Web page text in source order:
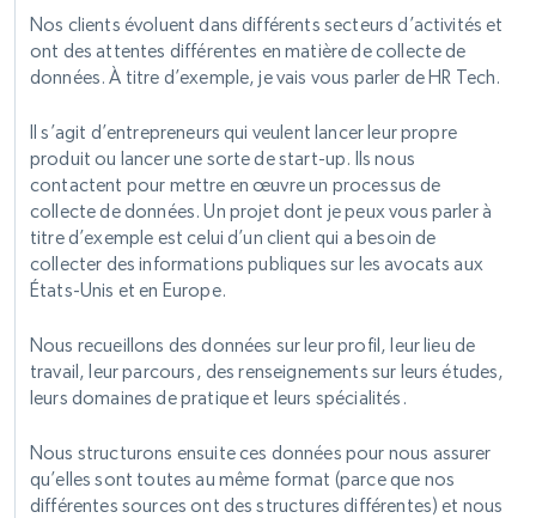
Nos clients évoluent dans différents secteurs d’activités et
ont des attentes différentes en matière de collecte de
données. À titre d’exemple, je vais vous parler de HR Tech.
Il s’agit d’entrepreneurs qui veulent lancer leur propre
produit ou lancer une sorte de start-up. Ils nous
contactent pour mettre en œuvre un processus de
collecte de données. Un projet dont je peux vous parler à
titre d’exemple est celui d’un client qui a besoin de
collecter des informations publiques sur les avocats aux
États-Unis et en Europe.
Nous recueillons des données sur leur profil, leur lieu de
travail, leur parcours, des renseignements sur leurs études,
leurs domaines de pratique et leurs spécialités.
Nous structurons ensuite ces données pour nous assurer
qu’elles sont toutes au même format (parce que nos
différentes sources ont des structures différentes) et nous